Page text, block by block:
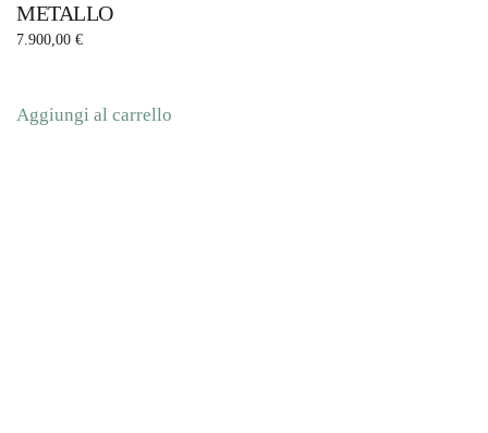
METALLO
7.900,00 €
Aggiungi al carrello